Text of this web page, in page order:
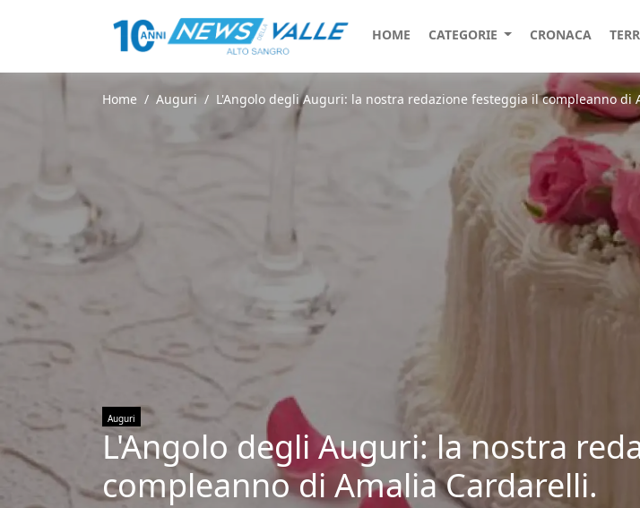
HOME CATEGORIE CRONACA
Home Auguri L'Angolo degli Auguri: la nostra redazione festeggia il compleanno di
Auguri
L'Angolo degli Auguri: la nostra
compleanno di Amalia Cardarelli.